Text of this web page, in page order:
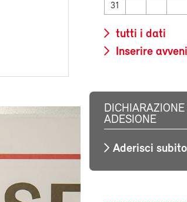
31
tutti i dati
Inserire
DICHIARAZIONE
ADESIONE
Aderisci